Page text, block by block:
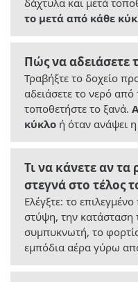
δάχτυλα και μετά
το μετά από κάθε
Πώς να αδειάσετε
Τραβήξτε το δοχείο
αδειάσετε το νερό
τοποθετήστε το ξανά.
κύκλο ή όταν ανάψει η
Τι να κάνετε αν τα
στεγνά στο τέλος
Ελέγξτε: το
στύψη, την κατάσταση
συμπυκνωτή, το
εμπόδια αέρα γύρω